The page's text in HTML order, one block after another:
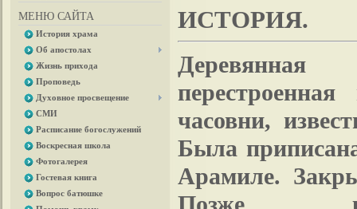
МЕНЮ САЙТА
История храма
Об апостолах
Жизнь прихода
Проповедь
Духовное просвещение
СМИ
Расписание богослужений
Воскресная школа
Фотогалерея
Гостевая книга
Вопрос батюшке
ИСТОРИЯ.
Деревянная
часовни,
Была
Арамиле.